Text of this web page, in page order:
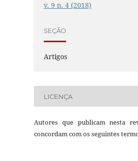
v. 9 n. 4 (2018)
SEÇÃO
Artigos
LICENÇA
Autores que publicam nesta
concordam com os seguintes